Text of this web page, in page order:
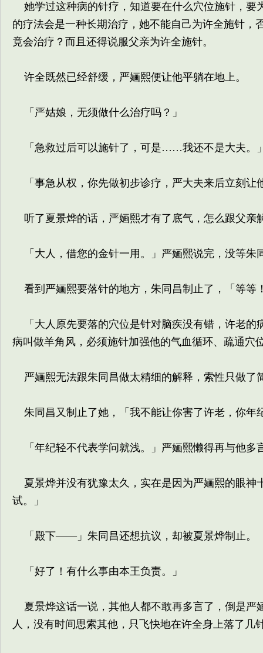
她学过这种病的针疗，知道要在什么穴位施针，
的疗法会是一种长期治疗，她不能自己为许全施针
竟会治疗？而且还得说服父亲为许全施针。
许全既然已经舒缓，严婳熙便让他平躺在地上。
「严姑娘，无须做什么治疗吗？」
「急救过后可以施针了，可是……我还不是大夫。
「事急从权，你先做初步诊疗，严大夫来后立刻让
听了夏景烨的话，严婳熙才有了底气，怎么跟父亲
「大人，借您的金针一用。」严婳熙说完，没等朱
看到严婳熙要落针的地方，朱同昌制止了，「等等
「大人原先要落的穴位是针对脑疾没有错，许老的
病叫做羊角风，必须施针加强他的气血循环、疏通穴
严婳熙无法跟朱同昌做太精细的解释，索性只做了
朱同昌又制止了她，「我不能让你害了许老，你年
「年纪轻不代表学问就浅。」严婳熙懒得再与他多
夏景烨并没有犹豫太久，实在是因为严婳熙的眼神
试。」
「殿下——」朱同昌还想抗议，却被夏景烨制止。
「好了！有什么事由本王负责。」
夏景烨这话一说，其他人都不敢再多言了，倒是严
人，没有时间思索其他，只飞快地在许全身上落了几